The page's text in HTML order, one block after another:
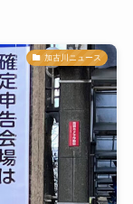
加古川ニュース